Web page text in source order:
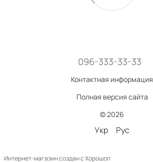
096-333-33-33
Контактная информация
Полная версия сайта
© 2026
Укр Рус
Интернет-магазин создан с Хорошоп